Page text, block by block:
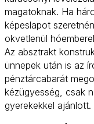
magatoknak. Ha
képeslapot
okvetlenül
Az absztrakt
ünnepek után is az
pénztárcabarát
kézügyesség, csak
gyerekekkel ajánlott.